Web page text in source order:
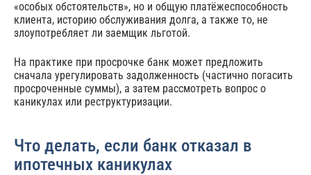
«особых обстоятельств», но и общую платёжеспособность
клиента, историю обслуживания долга, а также то, не
злоупотребляет ли заемщик льготой.
На практике при просрочке банк может предложить
сначала урегулировать задолженность (частично погасить
просроченные суммы), а затем рассмотреть вопрос о
каникулах или реструктуризации.
Что делать, если банк отказал в
ипотечных каникулах